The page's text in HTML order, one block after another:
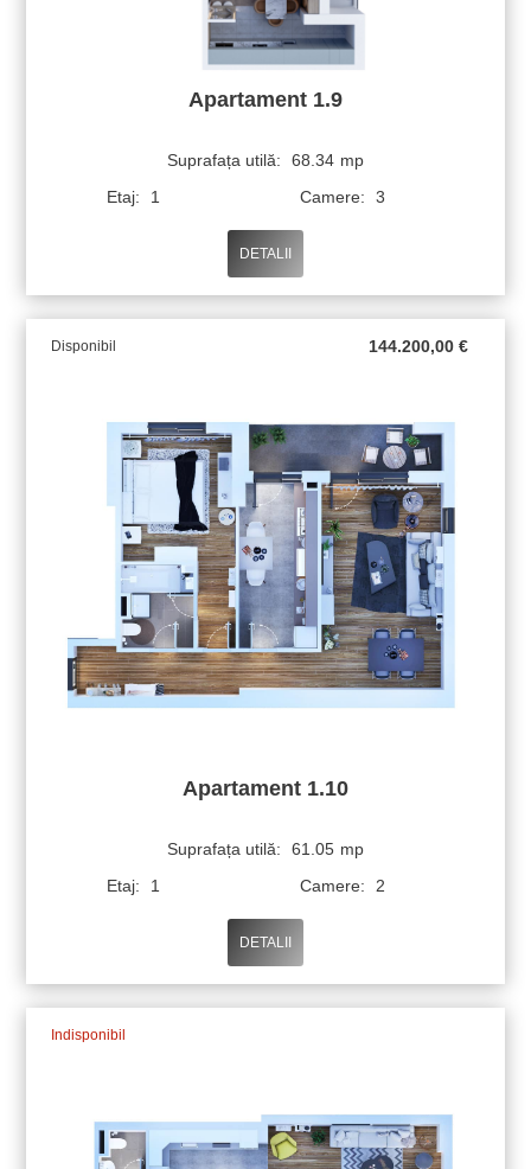
Apartament 1.9
Suprafața utilă: 68.34 mp
Etaj:
1 Camere: 3
DETALII
Disponibil 144.200,00 €
Apartament 1.10
Suprafața utilă: 61.05 mp
Etaj:
1 Camere: 2
DETALII
Indisponibil